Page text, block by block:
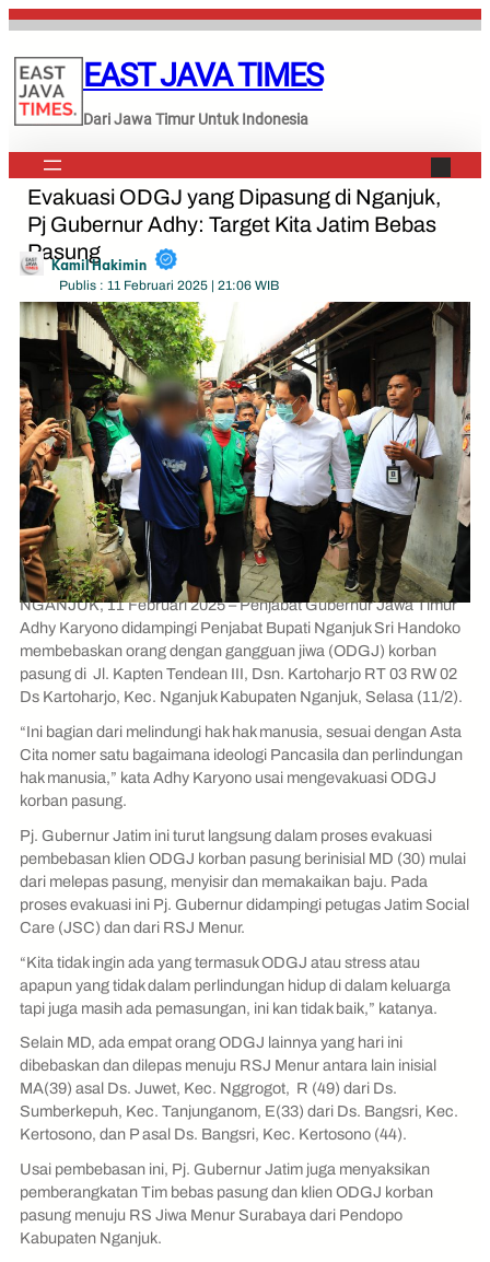
Lewati
konten
EAST JAVA TIMES
Dari Jawa Timur Untuk Indonesia
Evakuasi ODGJ yang Dipasung di Nganjuk,
Pj Gubernur Adhy: Target Kita Jatim Bebas
Pasung
Kamil Hakimin
Publis : 11 Februari 2025 | 21:06 WIB
NGANJUK, 11 Februari 2025– Penjabat Gubernur Jawa Timur
Adhy Karyono didampingi Penjabat Bupati Nganjuk Sri Handoko
membebaskan orang dengan gangguan jiwa (ODGJ) korban
pasung di Jl. Kapten Tendean III, Dsn. Kartoharjo RT 03 RW 02
Ds Kartoharjo, Kec. Nganjuk Kabupaten Nganjuk, Selasa (11/2).
“Ini bagian dari melindungi hak hak manusia, sesuai dengan Asta
Cita nomer satu bagaimana ideologi Pancasila dan perlindungan
hak manusia,” kata Adhy Karyono usai mengevakuasi ODGJ
korban pasung.
Pj. Gubernur Jatim ini turut langsung dalam proses evakuasi
pembebasan klien ODGJ korban pasung berinisial MD (30) mulai
dari melepas pasung, menyisir dan memakaikan baju. Pada
proses evakuasi ini Pj. Gubernur didampingi petugas Jatim Social
Care (JSC) dan dari RSJ Menur.
“Kita tidak ingin ada yang termasuk ODGJ atau stress atau
apapun yang tidak dalam perlindungan hidup di dalam keluarga
tapi juga masih ada pemasungan, ini kan tidak baik,” katanya.
Selain MD, ada empat orang ODGJ lainnya yang hari ini
dibebaskan dan dilepas menuju RSJ Menur antara lain inisial
MA(39) asal Ds. Juwet, Kec. Nggrogot, R (49) dari Ds.
Sumberkepuh, Kec. Tanjunganom, E(33) dari Ds. Bangsri, Kec.
Kertosono, dan P asal Ds. Bangsri, Kec. Kertosono (44).
Usai pembebasan ini, Pj. Gubernur Jatim juga menyaksikan
pemberangkatan Tim bebas pasung dan klien ODGJ korban
pasung menuju RS Jiwa Menur Surabaya dari Pendopo
Kabupaten Nganjuk.